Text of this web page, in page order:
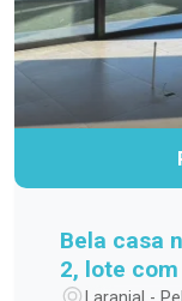
Bela casa
2, lote